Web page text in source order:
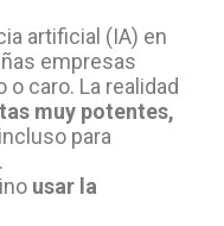
artificial (IA) en
empresas
caro. La realidad
muy potentes,
para
usar la